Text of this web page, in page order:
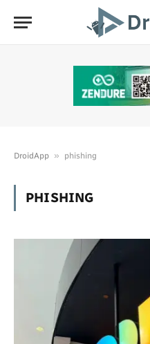
DroidApp » phishing
PHISHING